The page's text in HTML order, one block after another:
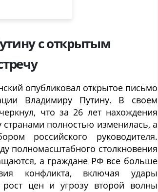
с открытым
опубликовал открытое письмо
Владимиру Путину. В своем
что за 26 лет нахождения
странами полностью изменилась, а
российского руководителя.
полномасштабного столкновения
а граждане РФ все больше
конфликта, включая удары
рост цен и угрозу второй волны